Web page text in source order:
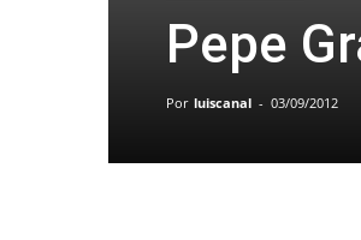
Pepe
Por luiscanal - 03/09/2012